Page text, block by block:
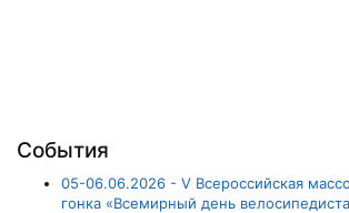
События
05-06.06.2026 - V Всероссийская
гонка «Всемирный день